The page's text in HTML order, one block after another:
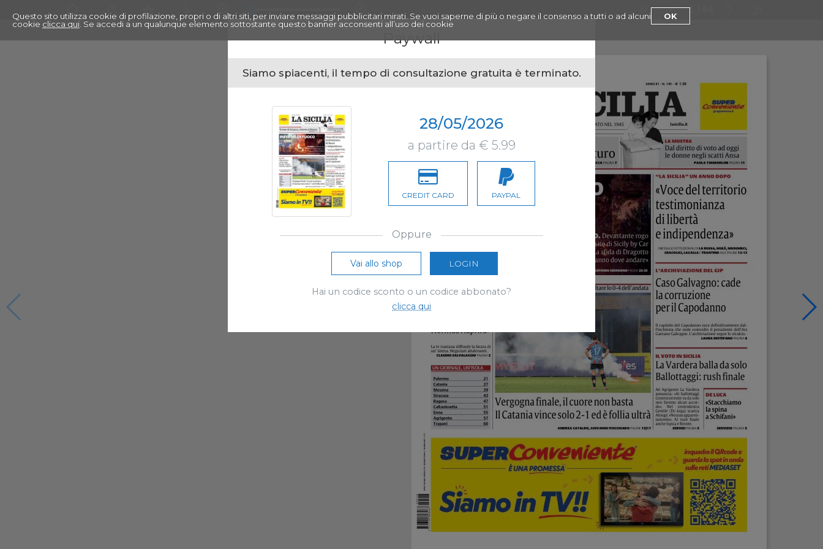
Questo sito utilizza cookie di profilazione, propri o di altri siti, per inviare messaggi pubblicitari mirati. Se vuoi saperne di più o negare il consenso a tutti o ad alcuni
cookie clicca qui . Se accedi a un qualunque elemento sottostante questo banner acconsenti all’uso dei cookie
OK
1
Paywall
Siamo spiacenti, il tempo di consultazione gratuita è terminato.
28/05/2026
a partire da € 5.99
CREDIT CARD PAYPAL
Oppure
Vai allo shop LOGIN
Hai un codice sconto o un codice abbonato?
clicca qui